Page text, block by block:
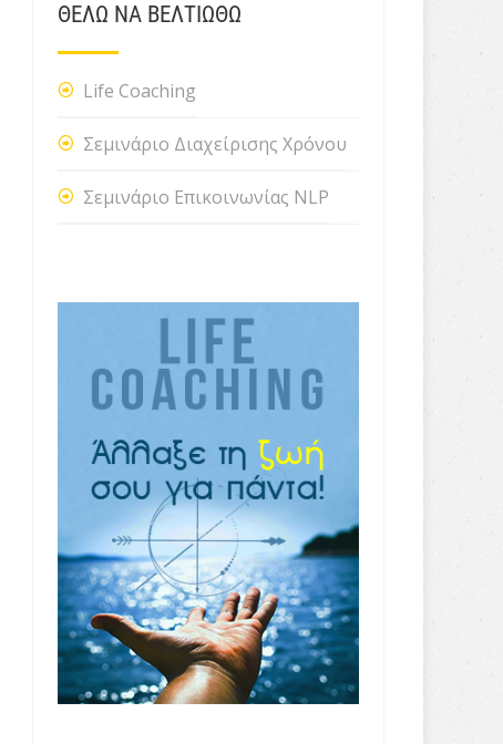
ΘΕΛΩ ΝΑ ΒΕΛΤΙΩΘΩ
Life Coaching
Σεμινάριο Διαχείρισης Χρόνου
Σεμινάριο Επικοινωνίας NLP